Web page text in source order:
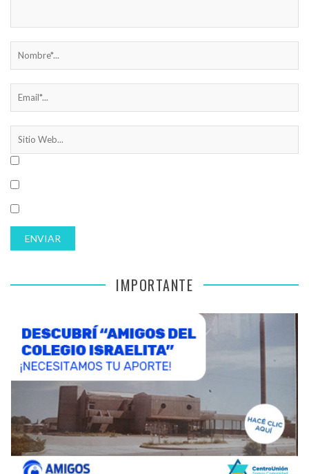
IMPORTANTE